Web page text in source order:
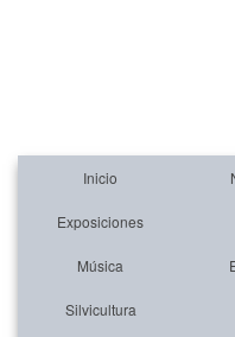
Inicio
Exposiciones
Música
Silvicultura